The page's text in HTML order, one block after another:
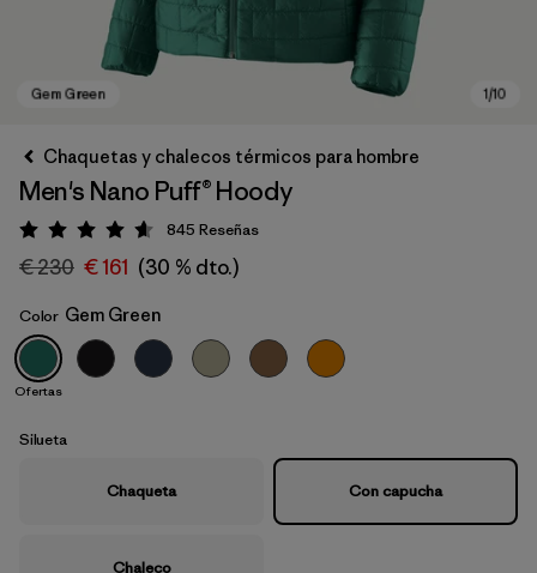
Gem Green
Chaquetas y chalecos térmicos para hombre
Men's Nano Puff® Hoody
Puntuación: 4.6 / 5
845 Reseñas
€ 230 € 161 (30 % dto.)
Color Gem Green
Ofertas
Silueta
Chaqueta Con capucha
Chaleco